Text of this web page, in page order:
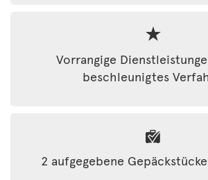
Vorrangige
beschleunigtes
2 aufgegebene